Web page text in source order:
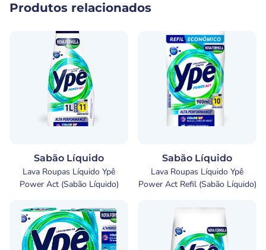
Produtos relacionados
Sabão Líquido
Lava Roupas Líquido Ypê
Power Act (Sabão Líquido)
Sabão Líquido
Lava Roupas Líquido Ypê
Power Act Refil (Sabão Líquido)